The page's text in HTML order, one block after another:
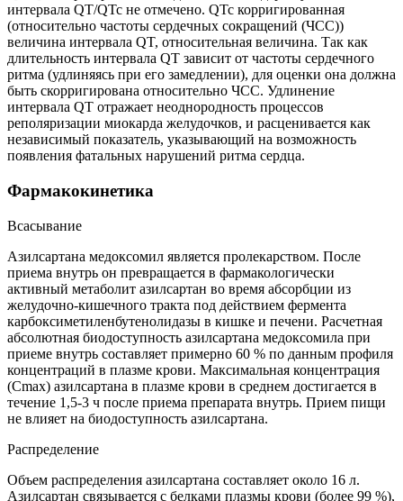
интервала QT/QTc не отмечено. QTc корригированная
(относительно частоты сердечных сокращений (ЧСС))
величина интервала QT, относительная величина. Так как
длительность интервала QT зависит от частоты сердечного
ритма (удлиняясь при его замедлении), для оценки она должна
быть скорригирована относительно ЧСС. Удлинение
интервала QT отражает неоднородность процессов
реполяризации миокарда желудочков, и расценивается как
независимый показатель, указывающий на возможность
появления фатальных нарушений ритма сердца.
Фармакокинетика
Всасывание
Азилсартана медоксомил является пролекарством. После
приема внутрь он превращается в фармакологически
активный метаболит азилсартан во время абсорбции из
желудочно-кишечного тракта под действием фермента
карбоксиметиленбутенолидазы в кишке и печени. Расчетная
абсолютная биодоступность азилсартана медоксомила при
приеме внутрь составляет примерно 60 % по данным профиля
концентраций в плазме крови. Максимальная концентрация
(Cmax) азилсартана в плазме крови в среднем достигается в
течение 1,5-3 ч после приема препарата внутрь. Прием пищи
не влияет на биодоступность азилсартана.
Распределение
Объем распределения азилсартана составляет около 16 л.
Азилсартан связывается с белками плазмы крови (более 99 %),